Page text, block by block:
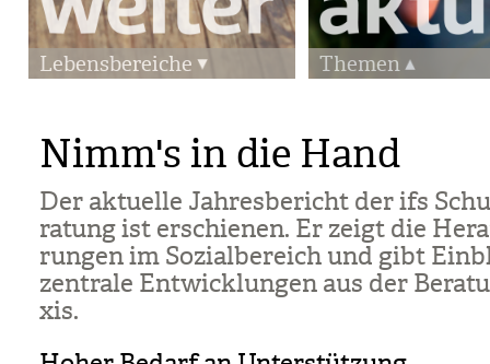
Lebensbereiche Themen
Nimm's in die Hand
Der aktu­elle Jah­res­be­richt der ifs
ra­tung ist erschie­nen. Er zeigt die
run­gen im Sozi­al­be­reich und gibt
zen­trale Ent­wick­lun­gen aus der
xis.